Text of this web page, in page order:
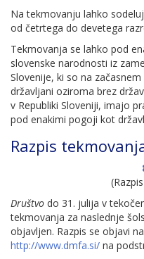
Na tekmovanju lahko
od četrtega do devetega
Tekmovanja se lahko pod
slovenske narodnosti iz
Slovenije, ki so na
državljani oziroma brez
v Republiki Sloveniji, imajo
pod enakimi pogoji kot
Razpis
Društvo do 31. julija v
tekmovanja za naslednje
objavljen. Razpis se objavi
http://www.dmfa.si/ na